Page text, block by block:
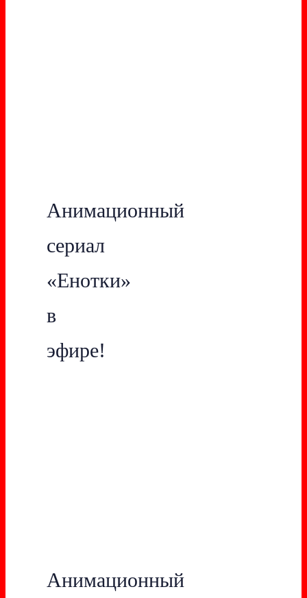
Анимационный
сериал
«Енотки»
в
эфире!
Анимационный